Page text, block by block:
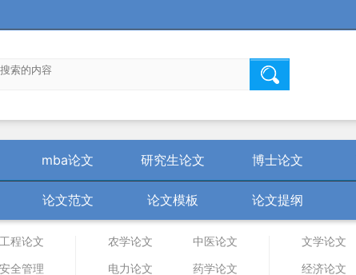
mba论文 研究生论文 博士论文
论文范文 论文模板 论文提纲
工程论文
安全管理
农学论文
中医论文
电力论文
药学论文
文学论文
经济论文